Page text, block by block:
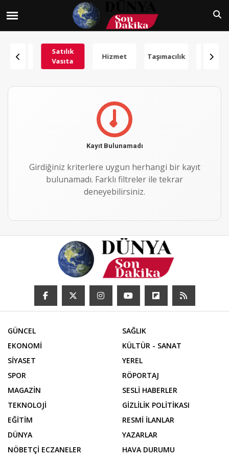
Rent a
Car
Satılık
Vasıta
Hizmet Taşımacılık Gıda
Kayıt Bulunamadı
Girdiğiniz kriterlere uygun herhangi bir kayıt
bulunamadı. Farklı filtreler ile tekrar
deneyebilirsiniz.
GÜNCEL
EKONOMİ
SİYASET
SPOR
MAGAZİN
TEKNOLOJİ
EĞİTİM
DÜNYA
SAĞLIK
KÜLTÜR - SANAT
YEREL
RÖPORTAJ
SESLİ HABERLER
GİZLİLİK POLİTİKASI
RESMİ İLANLAR
YAZARLAR
NÖBETÇİ ECZANELER
HAVA DURUMU